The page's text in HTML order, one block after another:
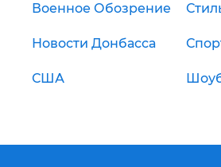
Военное Обозрение
Новости Донбасса
США